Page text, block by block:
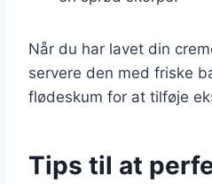
Når du har lavet din
servere den med friske
flødeskum for at tilføje
Tips til at